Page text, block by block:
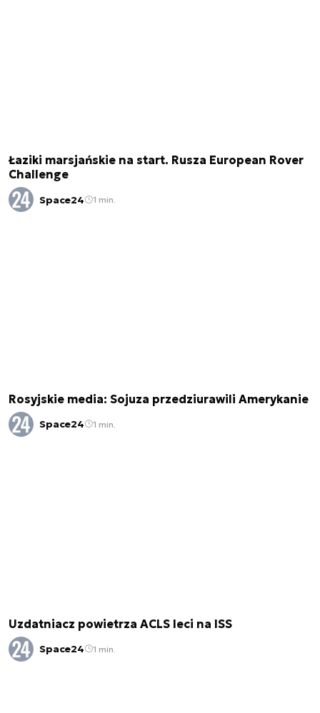
Łaziki marsjańskie na start. Rusza European Rover
Challenge
Space24 1 min.
Rosyjskie media: Sojuza przedziurawili Amerykanie
Space24 1 min.
Uzdatniacz powietrza ACLS leci na ISS
Space24 1 min.